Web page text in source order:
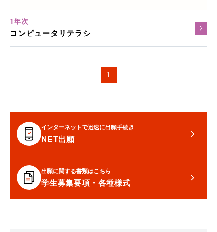
1年次
コンピュータリテラシ
1
インターネットで迅速に出願手続き
NET出願
出願に関する書類はこちら
学生募集要項・各種様式